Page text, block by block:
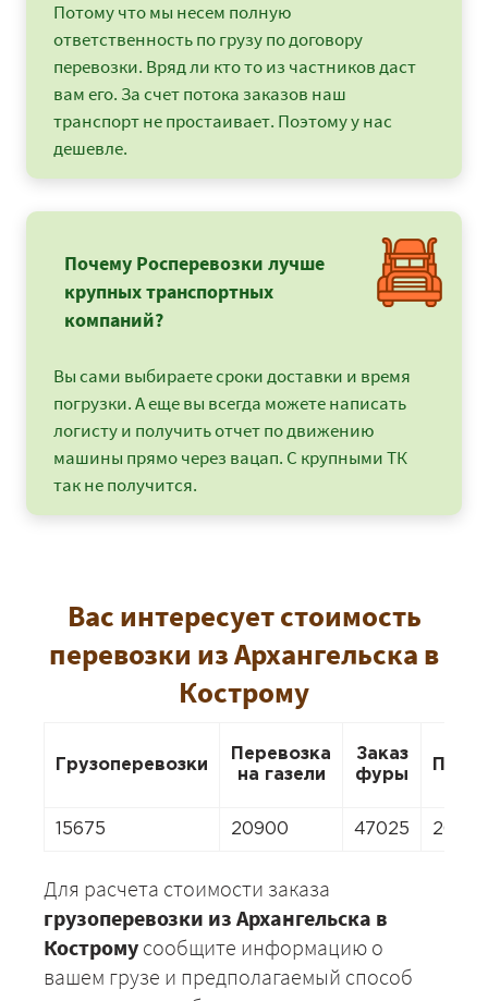
Потому что мы несем полную
ответственность по грузу по договору
перевозки. Вряд ли кто то из частников даст
вам его. За счет потока заказов наш
транспорт не простаивает. Поэтому у нас
дешевле.
Почему Росперевозки лучше
крупных транспортных
компаний?
Вы сами выбираете сроки доставки и время
погрузки. А еще вы всегда можете написать
логисту и получить отчет по движению
машины прямо через вацап. С крупными ТК
так не получится.
Вас интересует стоимость
перевозки из Архангельска в
Кострому
Грузоперевозки
Перевозка
на газели
Заказ
фуры
15675 20900 47025
Для расчета стоимости заказа
грузоперевозки из Архангельска в
Кострому сообщите информацию о
вашем грузе и предполагаемый способ